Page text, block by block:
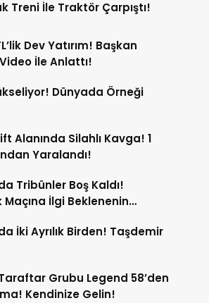
Treni İle Traktör Çarpıştı!
Dev Yatırım! Başkan
İle Anlattı!
Dünyada Örneği
Alanında Silahlı Kavga! 1
Yaralandı!
Tribünler Boş Kaldı!
Maçına İlgi Beklenenin
İki Ayrılık Birden! Taşdemir
Grubu Legend 58’den
Kendinize Gelin!